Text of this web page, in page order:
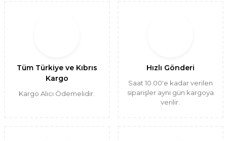
Tüm Türkiye ve Kıbrıs
Kargo
Kargo Alıcı Ödemelidir.
Hızlı Gönderi
Saat 10.00'e kadar verilen
siparişler aynı gün kargoya
verilir.